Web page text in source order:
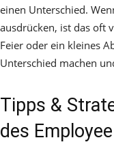
einen Unterschied.
ausdrücken, ist das oft
Feier oder ein kleines
Unterschied machen
Tipps &
des